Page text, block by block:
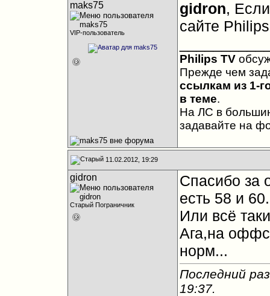
maks75
VIP-пользователь
gidron,
сайте
Philips TV
Прежде чем
ссылкам из 1-
в теме.
На ЛС в
задавайте на
11.02.2012, 19:29
gidron
Старый Пограничник
Спасибо за
есть 58 и
Или всё
Ага,на
норм...
Последний
19:37.